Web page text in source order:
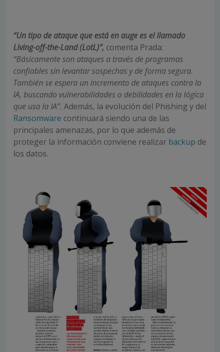
“Un tipo de ataque que está en auge es el llamado
Living-off-the-Land (LotL)”, comenta Prada:
“Básicamente son ataques a través de programas
confiables sin levantar sospechas y de forma segura.
También se espera un incremento de ataques contra la
IA, buscando vulnerabilidades o debilidades en la lógica
que usa la IA”. Además, la evolución del Phishing y del
Ransomware continuará siendo una de las
principales amenazas, por lo que además de
proteger la información conviene realizar backup de
los datos.